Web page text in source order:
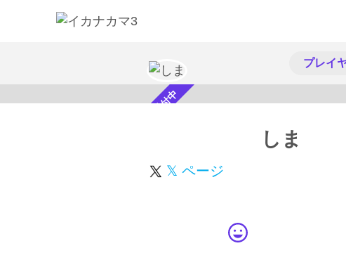
プレイ
スカウト受付中 しま
𝕏 ページ